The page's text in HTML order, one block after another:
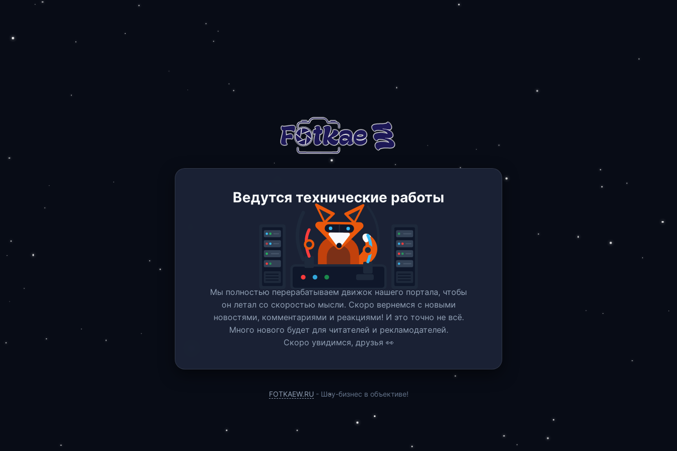
Ведутся технические работы
Мы полностью перерабатываем движок нашего портала, чтобы
он летал со скоростью мысли. Скоро вернемся c новыми
новостями, комментариями и реакциями! И это точно не всё.
Много нового будет для читателей и рекламодателей.
Скоро увидимся, друзья 👀
FOTKAEW.RU - Шоу-бизнес в объективе!